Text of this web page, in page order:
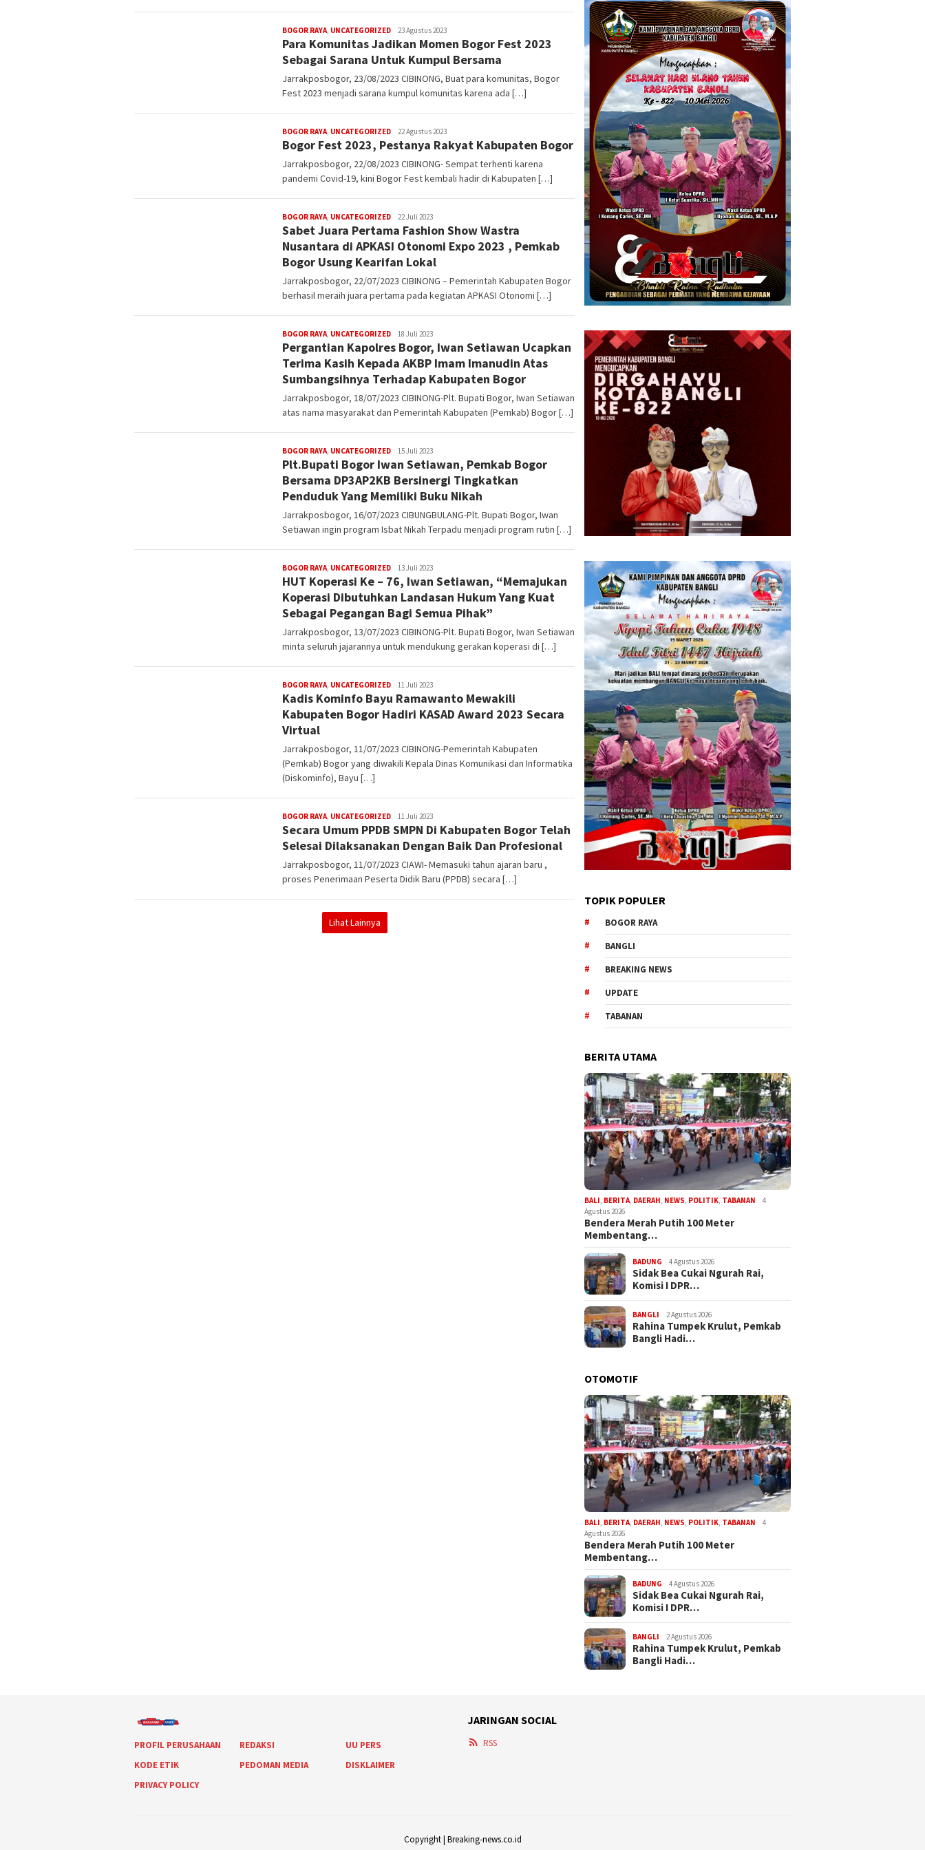
BOGOR RAYA, UNCATEGORIZED admin
23 Agustus 2023
Para Komunitas Jadikan Momen Bogor Fest 2023
Sebagai Sarana Untuk Kumpul Bersama
Jarrakposbogor, 23/08/2023 CIBINONG, Buat para komunitas, Bogor
Fest 2023 menjadi sarana kumpul komunitas karena ada […]
BOGOR RAYA, UNCATEGORIZED admin
22 Agustus 2023
Bogor Fest 2023, Pestanya Rakyat Kabupaten Bogor
Jarrakposbogor, 22/08/2023 CIBINONG- Sempat terhenti karena
pandemi Covid-19, kini Bogor Fest kembali hadir di Kabupaten […]
BOGOR RAYA, UNCATEGORIZED admin
22 Juli 2023
Sabet Juara Pertama Fashion Show Wastra
Nusantara di APKASI Otonomi Expo 2023 , Pemkab
Bogor Usung Kearifan Lokal
Jarrakposbogor, 22/07/2023 CIBINONG – Pemerintah Kabupaten Bogor
berhasil meraih juara pertama pada kegiatan APKASI Otonomi […]
BOGOR RAYA, UNCATEGORIZED admin
18 Juli 2023
Pergantian Kapolres Bogor, Iwan Setiawan Ucapkan
Terima Kasih Kepada AKBP Imam Imanudin Atas
Sumbangsihnya Terhadap Kabupaten Bogor
Jarrakposbogor, 18/07/2023 CIBINONG-Plt. Bupati Bogor, Iwan Setiawan
atas nama masyarakat dan Pemerintah Kabupaten (Pemkab) Bogor […]
BOGOR RAYA, UNCATEGORIZED admin
15 Juli 2023
Plt.Bupati Bogor Iwan Setiawan, Pemkab Bogor
Bersama DP3AP2KB Bersinergi Tingkatkan
Penduduk Yang Memiliki Buku Nikah
Jarrakposbogor, 16/07/2023 CIBUNGBULANG-Plt. Bupati Bogor, Iwan
Setiawan ingin program Isbat Nikah Terpadu menjadi program rutin […]
BOGOR RAYA, UNCATEGORIZED admin
13 Juli 2023
HUT Koperasi Ke – 76, Iwan Setiawan, “Memajukan
Koperasi Dibutuhkan Landasan Hukum Yang Kuat
Sebagai Pegangan Bagi Semua Pihak”
Jarrakposbogor, 13/07/2023 CIBINONG-Plt. Bupati Bogor, Iwan Setiawan
minta seluruh jajarannya untuk mendukung gerakan koperasi di […]
BOGOR RAYA, UNCATEGORIZED admin
11 Juli 2023
Kadis Kominfo Bayu Ramawanto Mewakili
Kabupaten Bogor Hadiri KASAD Award 2023 Secara
Virtual
Jarrakposbogor, 11/07/2023 CIBINONG-Pemerintah Kabupaten
(Pemkab) Bogor yang diwakili Kepala Dinas Komunikasi dan Informatika
(Diskominfo), Bayu […]
BOGOR RAYA, UNCATEGORIZED admin
11 Juli 2023
Secara Umum PPDB SMPN Di Kabupaten Bogor Telah
Selesai Dilaksanakan Dengan Baik Dan Profesional
Jarrakposbogor, 11/07/2023 CIAWI- Memasuki tahun ajaran baru ,
proses Penerimaan Peserta Didik Baru (PPDB) secara […]
Lihat Lainnya
TOPIK POPULER
BOGOR RAYA
BANGLI
BREAKING NEWS
UPDATE
TABANAN
BERITA UTAMA
BALI, BERITA, DAERAH, NEWS, POLITIK, TABANAN
4
Agustus 2026
Bendera Merah Putih 100 Meter
Membentang…
BADUNG 4 Agustus 2026
Sidak Bea Cukai Ngurah Rai,
Komisi I DPR…
BANGLI 2 Agustus 2026
Rahina Tumpek Krulut, Pemkab
Bangli Hadi…
OTOMOTIF
BALI, BERITA, DAERAH, NEWS, POLITIK, TABANAN
4
Agustus 2026
Bendera Merah Putih 100 Meter
Membentang…
BADUNG 4 Agustus 2026
Sidak Bea Cukai Ngurah Rai,
Komisi I DPR…
BANGLI 2 Agustus 2026
Rahina Tumpek Krulut, Pemkab
Bangli Hadi…
PROFIL PERUSAHAAN REDAKSI
UU PERS
KODE ETIK
PEDOMAN MEDIA
DISKLAIMER
PRIVACY POLICY
JARINGAN SOCIAL
RSS
Copyright | Breaking-news.co.id